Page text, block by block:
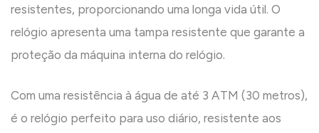
resistentes, proporcionando uma longa vida útil. O
relógio apresenta uma tampa resistente que garante a
proteção da máquina interna do relógio.
Com uma resistência à água de até 3 ATM (30 metros),
é o relógio perfeito para uso diário, resistente aos